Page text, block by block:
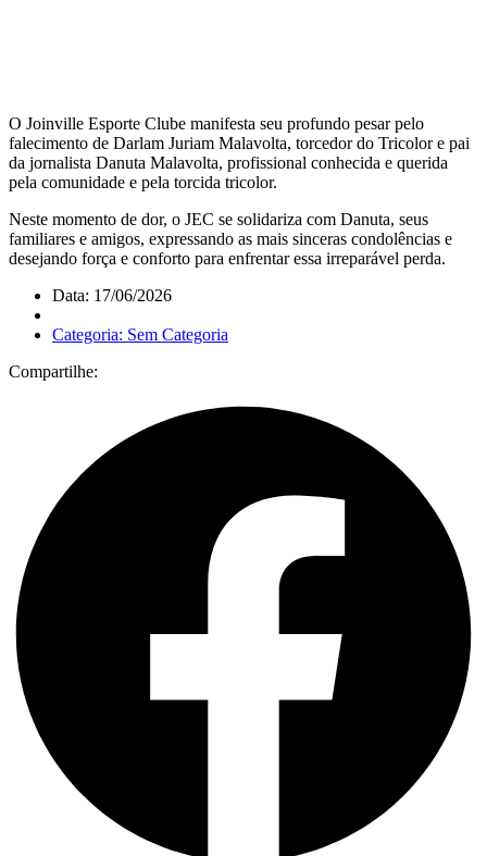
O Joinville Esporte Clube manifesta seu profundo pesar pelo
falecimento de Darlam Juriam Malavolta, torcedor do Tricolor e pai
da jornalista Danuta Malavolta, profissional conhecida e querida
pela comunidade e pela torcida tricolor.
Neste momento de dor, o JEC se solidariza com Danuta, seus
familiares e amigos, expressando as mais sinceras condolências e
desejando força e conforto para enfrentar essa irreparável perda.
Data: 17/06/2026
Categoria: Sem Categoria
Compartilhe: